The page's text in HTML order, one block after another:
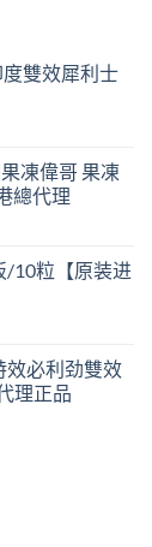
度雙效犀利士
凍偉哥 果凍
總代理
/10粒【原装进
效必利劲雙效
理正品